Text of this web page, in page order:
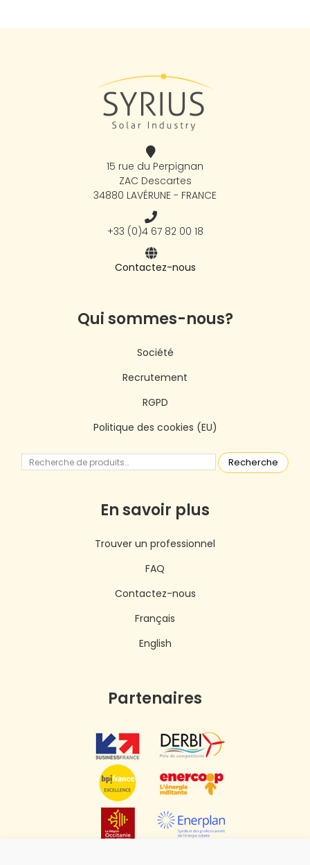
15 rue du Perpignan
ZAC Descartes
34880 LAVÉRUNE - FRANCE
+33 (0)4 67 82 00 18
Contactez-nous
Qui sommes-nous?
Société
Recrutement
RGPD
Politique des cookies (EU)
Recherche
En savoir plus
Trouver un professionnel
FAQ
Contactez-nous
Français
English
Partenaires